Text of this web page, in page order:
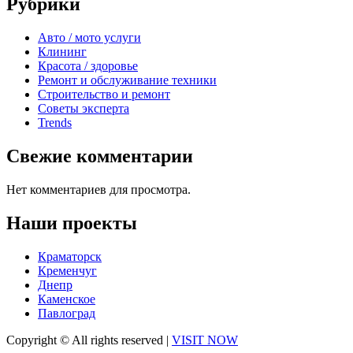
Рубрики
Авто / мото услуги
Клининг
Красота / здоровье
Ремонт и обслуживание техники
Строительство и ремонт
Советы эксперта
Trends
Свежие комментарии
Нет комментариев для просмотра.
Наши проекты
Краматорск
Кременчуг
Днепр
Каменское
Павлоград
Copyright © All rights reserved | VISIT NOW